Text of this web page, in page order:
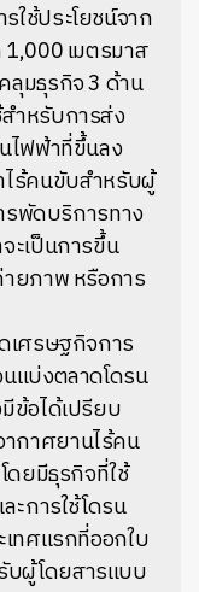
ใช้ประโยชน์จาก
เมตรมาส
ลุมธุรกิจ 3 ด้าน
ำหรับการส่ง
ไฟฟ้าที่ขึ้นลง
ร้คนขับสำหรับผู้
รพัดบริการทาง
ะเป็นการขึ้น
ยภาพ หรือการ
เศรษฐกิจการ
แบ่งตลาดโดรน
ข้อได้เปรียบ
กาศยานไร้คน
ดยมีธุรกิจที่ใช้
ะการใช้โดรน
ทศแรกที่ออกใบ
ผู้โดยสารแบบ